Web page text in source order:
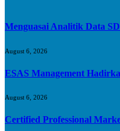
Menguasai Analitik Data
August 6, 2026
ESAS Management
August 6, 2026
Certified Professional